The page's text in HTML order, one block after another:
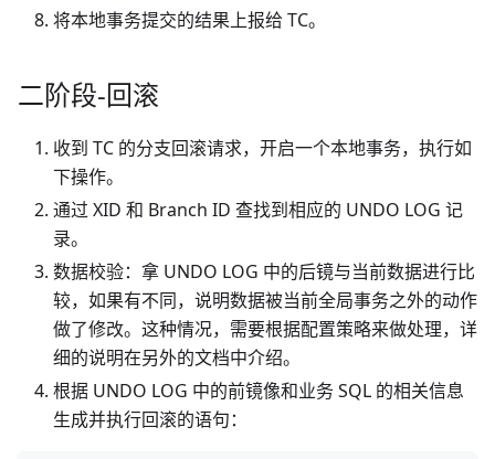
将本地事务提交的结果上报给 TC。
二阶段-回滚
收到 TC 的分支回滚请求，开启一个本地事务，执行如
下操作。
通过 XID 和 Branch ID 查找到相应的 UNDO LOG 记
录。
数据校验：拿 UNDO LOG 中的后镜与当前数据进行比
较，如果有不同，说明数据被当前全局事务之外的动作
做了修改。这种情况，需要根据配置策略来做处理，详
细的说明在另外的文档中介绍。
根据 UNDO LOG 中的前镜像和业务 SQL 的相关信息
生成并执行回滚的语句：